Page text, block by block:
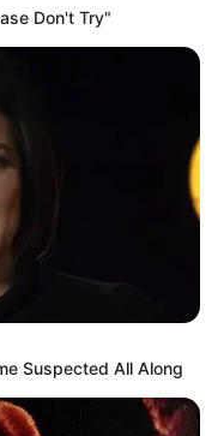
Don't Try"
Suspected All Along